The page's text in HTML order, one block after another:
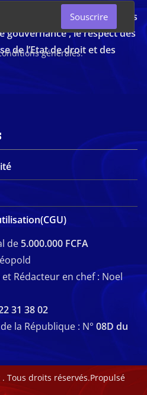
générales.
Souscrire
résolument engagé dans
gouvernance , le respect des
de l’Etat de droit et des
de 5.000.000 FCFA
Rédacteur en chef : Noel
31 38 02
la République : N° 08D du
. Tous droits réservés.Propulsé